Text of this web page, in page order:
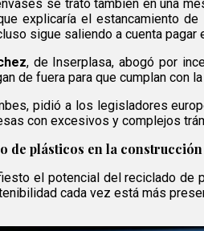
se trató también en una
explicaría el estancamiento
sigue saliendo a cuenta
, de Inserplasa, abogó por
de fuera para que cumplan con
pidió a los legisladores
con excesivos y complejos
de plásticos en la construcción
el potencial del reciclado de
cada vez está más